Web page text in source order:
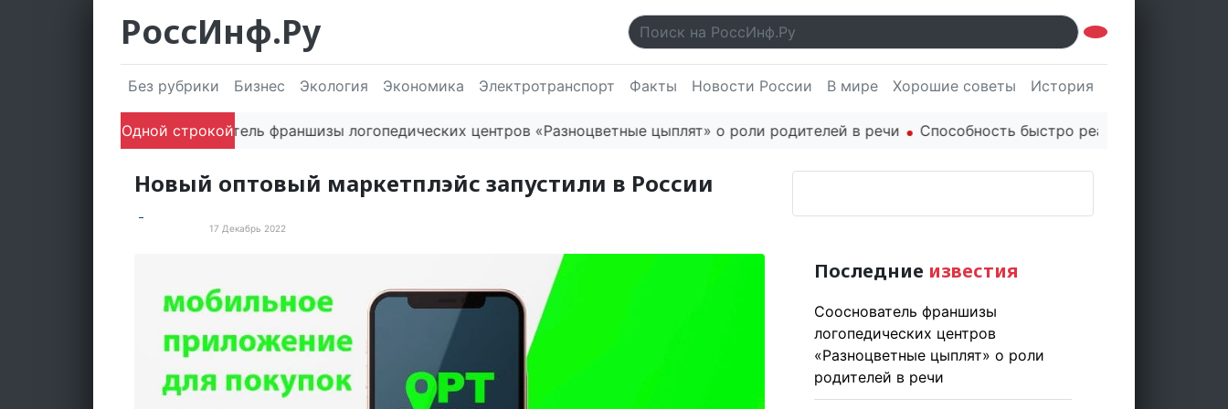
РоссИнф.Ру
Без рубрики Бизнес Экология Экономика Электротранспорт Факты Новости России В мире Хорошие советы История
Одной строкой
Сооснователь франшизы логопедических центров «Разноцветные цыплят» о роли родителей в речи Способность быстро реагировать через PR
Новый оптовый маркетплэйс запустили в России
17 Декабрь 2022
Последние известия
Сооснователь франшизы
логопедических центров
«Разноцветные цыплят» о роли
родителей в речи